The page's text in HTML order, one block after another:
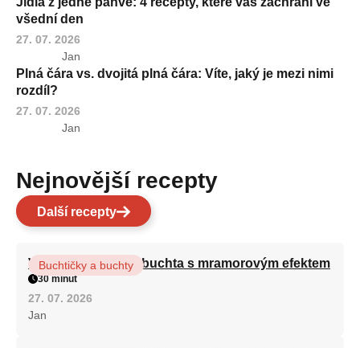
všední den
27. 07. 2026
Jan
Plná čára vs. dvojitá plná čára: Víte, jaký je mezi nimi
rozdíl?
27. 07. 2026
Jan
Nejnovější recepty
Další recepty
Vláčná olejová litá buchta s mramorovým efektem
Buchtičky a buchty
30 minut
27. 07. 2026
Jan